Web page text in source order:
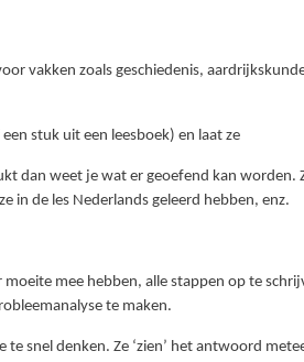
vakken zoals geschiedenis,
stuk uit een leesboek) en laat ze
dan weet je wat er geoefend kan worden.
in de les Nederlands geleerd hebben, enz.
moeite mee hebben, alle stappen op te
te maken.
snel denken. Ze ‘zien’ het antwoord